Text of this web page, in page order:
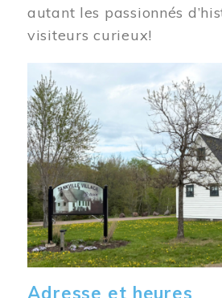
autant les passionnés
visiteurs curieux!
Image
Adresse et heures